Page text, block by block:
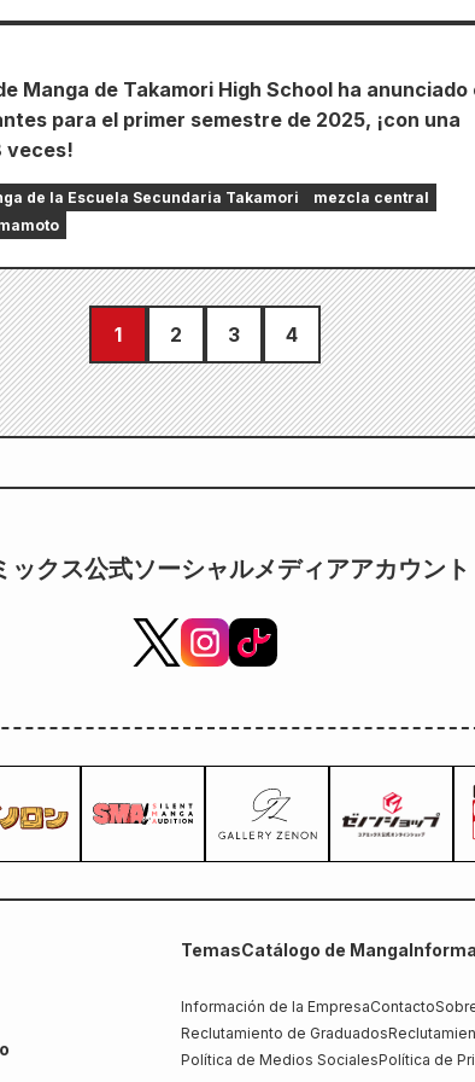
Manga de Takamori High School ha anunciado
para el primer semestre de 2025, ¡con una
veces!
de la Escuela Secundaria Takamori
mezcla central
1 2 3 4
ックス公式ソーシャルメディアアカウント
TemasCatálogo de Manga
Información de la EmpresaContacto
Reclutamiento de Graduados
Política de Medios SocialesPolítica de